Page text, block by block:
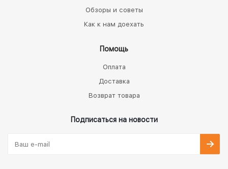
Обзоры и советы
Как к нам доехать
Помощь
Оплата
Доставка
Возврат товара
Подписаться на новости